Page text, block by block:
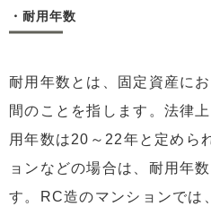
・耐用年数
耐用年数とは、固定資産に
間のことを指します。法律
用年数は20～22年と定めら
ョンなどの場合は、耐用年
す。RC造のマンションでは